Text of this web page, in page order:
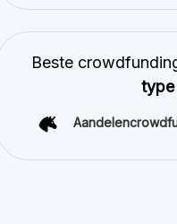
Beste
type